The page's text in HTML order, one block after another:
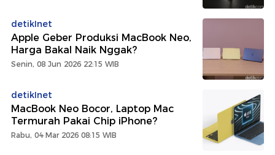
detikInet
Apple Geber Produksi MacBook Neo,
Harga Bakal Naik Nggak?
Senin, 08 Jun 2026 22:15 WIB
detikInet
MacBook Neo Bocor, Laptop Mac
Termurah Pakai Chip iPhone?
Rabu, 04 Mar 2026 08:15 WIB